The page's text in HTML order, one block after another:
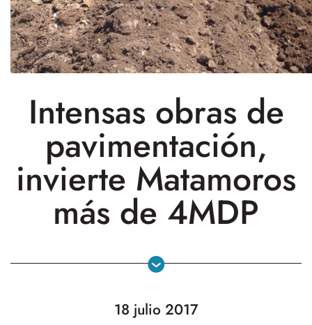
Intensas obras de
pavimentación,
invierte Matamoros
más de 4MDP
18 julio 2017